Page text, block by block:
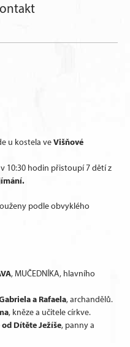
u kostela veVišňové
10:30 hodin přistoupí 7 dětí z
podle obvyklého
, MUČEDNÍKA, hlavního
a Rafaela, archandělů.
, kněze a učitele církve.
od Dítěte Ježíše, panny a